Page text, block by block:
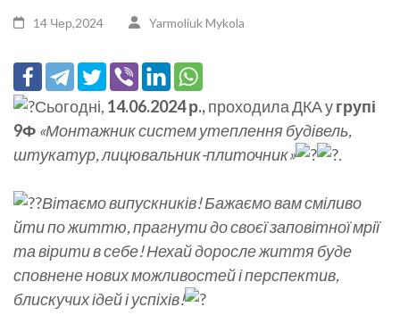
14 Чер,2024 Yarmoliuk Mykola
Сьогодні, 14.06.2024 р.,проходила ДКА угрупі
9Ф «Монтажник систем утеплення будівель,
штукатур, лицювальник-плиточник»
.
Вітаємо випускників! Бажаємо вам сміливо
йти по життю, прагнути до своєї заповітної мрії
та вірити в себе! Нехай доросле життя буде
сповнене нових можливостей і перспектив,
блискучих ідей і успіхів!